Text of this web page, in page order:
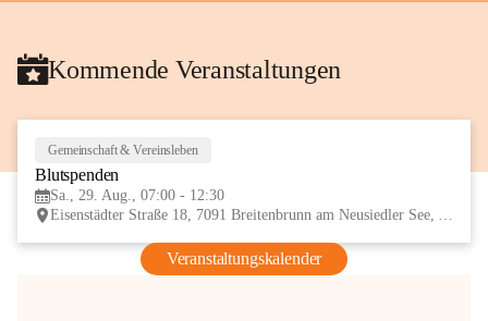
Kommende Veranstaltungen
Gemeinschaft & Vereinsleben
Blutspenden
Sa., 29. Aug., 07:00 - 12:30
Eisenstädter Straße 18, 7091 Breitenbrunn am Neusiedler See, AUT
Veranstaltungskalender